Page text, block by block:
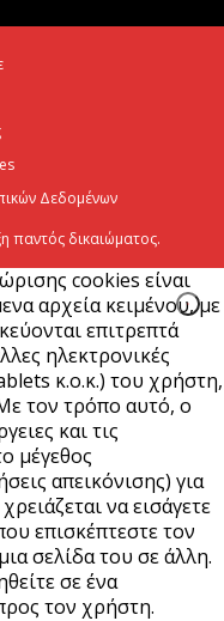
Δεδομένων
παντός δικαιώματος.
cookies είναι
αρχεία κειμένου, με
επιτρεπτά
ηλεκτρονικές
κ.ο.κ.) του χρήστη,
τον τρόπο αυτό, ο
και τις
μέγεθος
απεικόνισης) για
να εισάγετε
επισκέπτεστε τον
σελίδα του σε άλλη.
σε ένα
τον χρήστη.